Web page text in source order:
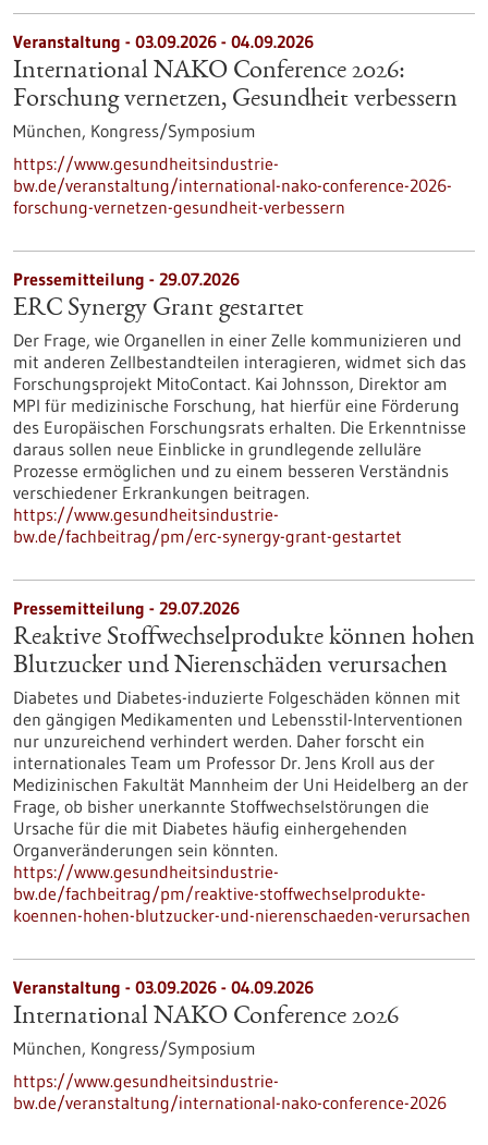
Veranstaltung - 03.09.2026 - 04.09.2026
International NAKO Conference 2026:
Forschung vernetzen, Gesundheit verbessern
München, Kongress/Symposium
https://www.gesundheitsindustrie-
bw.de/veranstaltung/international-nako-conference-2026-
forschung-vernetzen-gesundheit-verbessern
Pressemitteilung - 29.07.2026
ERC Synergy Grant gestartet
Der Frage, wie Organellen in einer Zelle kommunizieren und
mit anderen Zellbestandteilen interagieren, widmet sich das
Forschungsprojekt MitoContact. Kai Johnsson, Direktor am
MPI für medizinische Forschung, hat hierfür eine Förderung
des Europäischen Forschungsrats erhalten. Die Erkenntnisse
daraus sollen neue Einblicke in grundlegende zelluläre
Prozesse ermöglichen und zu einem besseren Verständnis
verschiedener Erkrankungen beitragen.
https://www.gesundheitsindustrie-
bw.de/fachbeitrag/pm/erc-synergy-grant-gestartet
Pressemitteilung - 29.07.2026
Reaktive Stoffwechselprodukte können hohen
Blutzucker und Nierenschäden verursachen
Diabetes und Diabetes-induzierte Folgeschäden können mit
den gängigen Medikamenten und Lebensstil-Interventionen
nur unzureichend verhindert werden. Daher forscht ein
internationales Team um Professor Dr. Jens Kroll aus der
Medizinischen Fakultät Mannheim der Uni Heidelberg an der
Frage, ob bisher unerkannte Stoffwechselstörungen die
Ursache für die mit Diabetes häufig einhergehenden
Organveränderungen sein könnten.
https://www.gesundheitsindustrie-
bw.de/fachbeitrag/pm/reaktive-stoffwechselprodukte-
koennen-hohen-blutzucker-und-nierenschaeden-verursachen
Veranstaltung - 03.09.2026 - 04.09.2026
International NAKO Conference 2026
München, Kongress/Symposium
https://www.gesundheitsindustrie-
bw.de/veranstaltung/international-nako-conference-2026